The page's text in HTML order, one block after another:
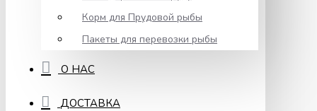
Корм для Прудовой рыбы
Пакеты для перевозки рыбы
О НАС
ДОСТАВКА